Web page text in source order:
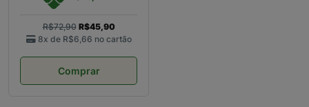
R$72,90 R$45,90
8x de R$6,66 no cartão
Comprar